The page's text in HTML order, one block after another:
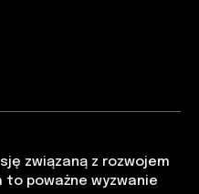
związaną z rozwojem
poważne wyzwanie